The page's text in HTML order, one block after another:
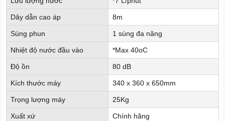
Dây dẫn cao áp 8m
Súng phun 1 súng đa năng
Nhiệt độ nước đầu vào *Max 40oC
Độ ồn 80 dB
Kích thước máy 340 x 360 x 650mm
Trọng lượng máy 25Kg
Xuất xứ Chính hãng